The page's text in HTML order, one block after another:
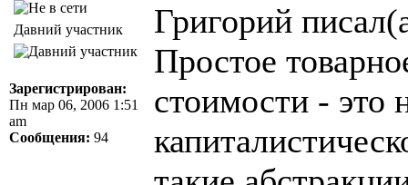
Давний участник
Зарегистрирован:
Пн мар 06, 2006 1:51
am
Сообщения: 94
Григорий
Простое
стоимости - это